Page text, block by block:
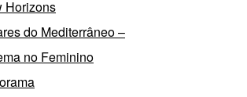
Horizons
do Mediterrâneo –
no Feminino